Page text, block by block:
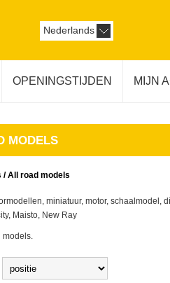
Nederlands
OPENINGSTIJDEN MIJN
MODELS
/ All road models
miniatuur, motor, schaalmodel,
Maisto, New Ray
models.